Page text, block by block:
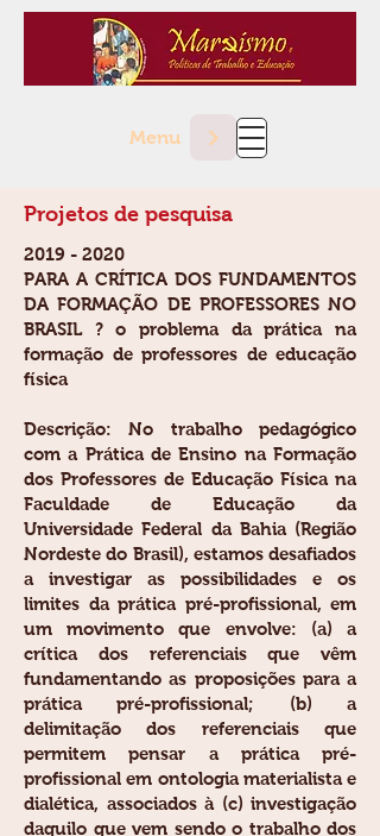
Menu
Projetos de pesquisa
2019 - 2020
PARA A CRÍTICA DOS FUNDAMENTOS
DA FORMAÇÃO DE PROFESSORES NO
BRASIL ? o problema da prática na
formação de professores de educação
física
Descrição: No trabalho pedagógico
com a Prática de Ensino na Formação
dos Professores de Educação Física na
Faculdade de Educação da
Universidade Federal da Bahia (Região
Nordeste do Brasil), estamos desafiados
a investigar as possibilidades e os
limites da prática pré-profissional, em
um movimento que envolve: (a) a
crítica dos referenciais que vêm
fundamentando as proposições para a
prática pré-profissional; (b) a
delimitação dos referenciais que
permitem pensar a prática pré-
profissional em ontologia materialista e
dialética, associados à (c) investigação
daquilo que vem sendo o trabalho dos